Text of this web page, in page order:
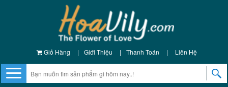
Giỏ Hàng | Giới Thiệu | Thanh Toán | Liên Hệ